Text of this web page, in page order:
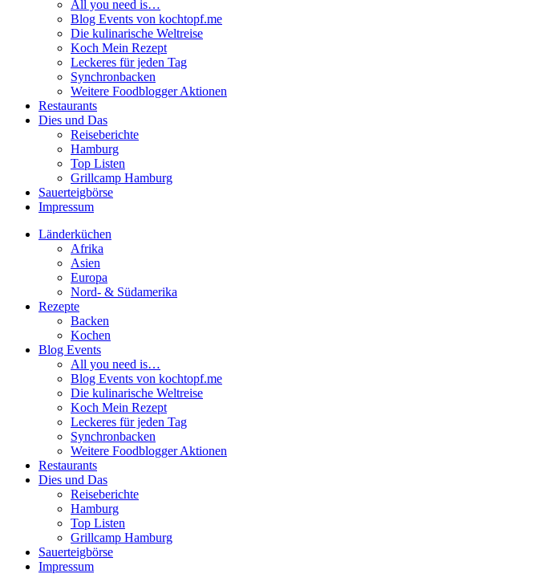
All you need is…
Blog Events von kochtopf.me
Die kulinarische Weltreise
Koch Mein Rezept
Leckeres für jeden Tag
Synchronbacken
Weitere Foodblogger Aktionen
Restaurants
Dies und Das
Reiseberichte
Hamburg
Top Listen
Grillcamp Hamburg
Sauerteigbörse
Impressum
Länderküchen
Afrika
Asien
Europa
Nord- & Südamerika
Rezepte
Backen
Kochen
Blog Events
All you need is…
Blog Events von kochtopf.me
Die kulinarische Weltreise
Koch Mein Rezept
Leckeres für jeden Tag
Synchronbacken
Weitere Foodblogger Aktionen
Restaurants
Dies und Das
Reiseberichte
Hamburg
Top Listen
Grillcamp Hamburg
Sauerteigbörse
Impressum